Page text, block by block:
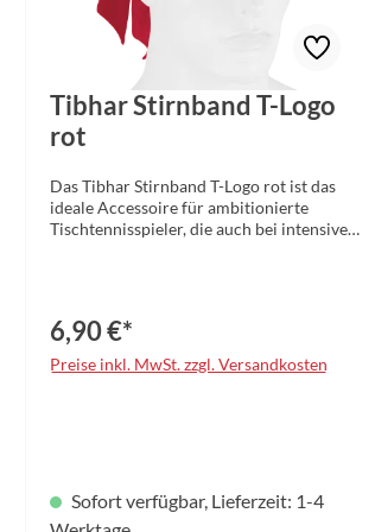
Tibhar Stirnband T-Logo
rot
Das Tibhar Stirnband T-Logo rot ist das
ideale Accessoire für ambitionierte
Tischtennisspieler, die auch bei intensiven
entwickelt und überzeugt durch seine
durchdachte Funktionalität.Dank des
leichten und flexiblen Funktionsmaterials
Material ermöglicht eine natürliche
Bewegungsfreiheit, ohne dabei seinen
6,90 €*
Preise inkl. MwSt. zzgl. Versandkosten
Sofort verfügbar, Lieferzeit: 1-4